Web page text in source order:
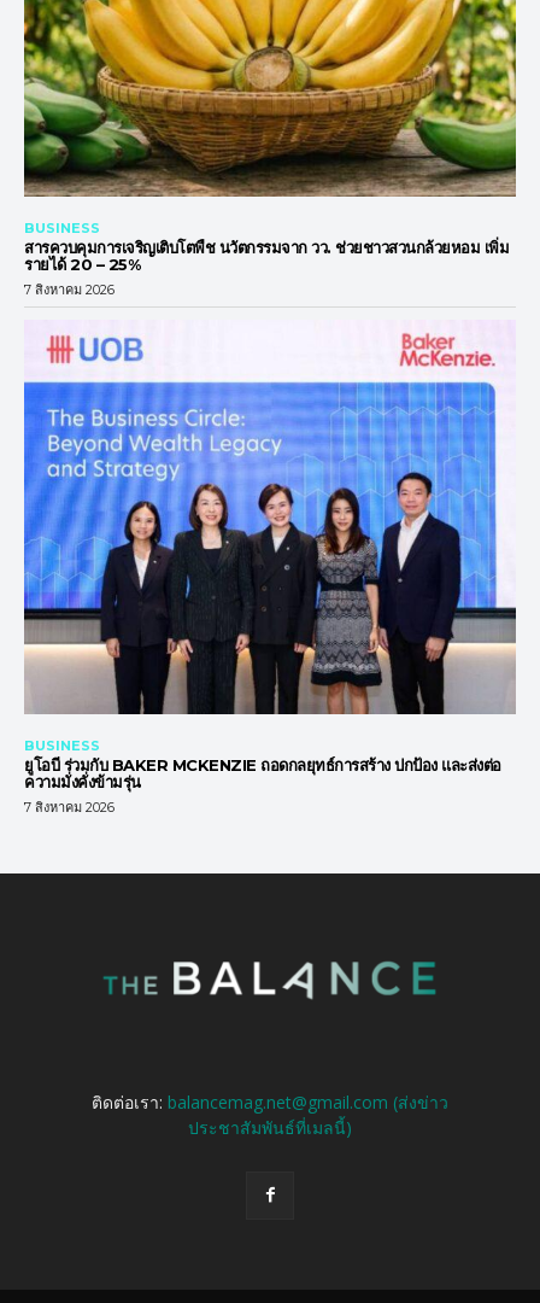
BUSINESS
สารควบคุมการเจริญเติบโตพืช นวัตกรรมจาก วว. ช่วยชาวสวนกล้วยหอม เพิ่ม
รายได้ 20 – 25%
7 สิงหาคม 2026
BUSINESS
ยูโอบี ร่วมกับ BAKER MCKENZIE ถอดกลยุทธ์การสร้าง ปกป้อง และส่งต่อ
ความมั่งคั่งข้ามรุ่น
7 สิงหาคม 2026
ติดต่อเรา: balancemag.net@gmail.com (ส่งข่าว
ประชาสัมพันธ์ที่เมลนี้)